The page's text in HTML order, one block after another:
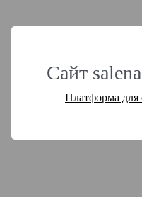
Сайт
Платформа для